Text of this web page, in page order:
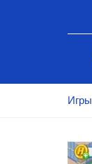
Игры